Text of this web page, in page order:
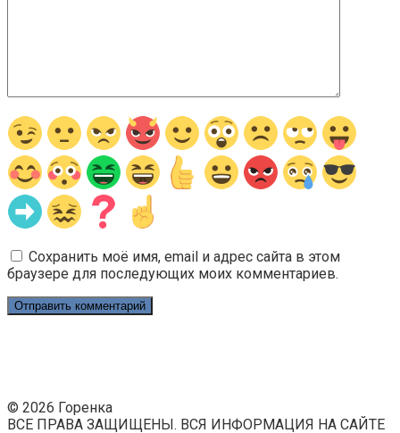
Сохранить моё имя, email и адрес сайта в этом
браузере для последующих моих комментариев.
© 2026 Горенка
ВСЕ ПРАВА ЗАЩИЩЕНЫ. ВСЯ ИНФОРМАЦИЯ НА САЙТЕ